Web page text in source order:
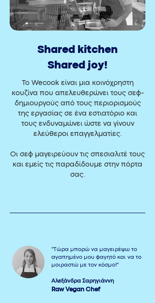
Shared kitchen
Shared joy!
Το Wecook είναι μια κοινόχρηστη
κουζίνα που απελευθερώνει τους σεφ-
δημιουργούς από τους περιορισμούς
της εργασίας σε ένα εστιατόριο και
τους ενδυναμώνει ώστε να γίνουν
ελεύθεροι επαγγελματίες.
Οι σεφ μαγειρεύουν τις σπεσιαλιτέ τους
και εμείς τις παραδίδουμε στην πόρτα
σας.
"Τώρα μπορώ να μαγειρέψω το
αγαπημένο μου φαγητό και να το
μοιραστώ με τον κόσμο!"
Αλεξάνδρα Σαρηγιάννη
Raw Vegan Chef